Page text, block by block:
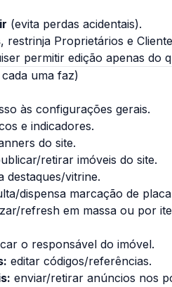
(evita perdas acidentais).
, restrinja Proprietários e
permitir edição apenas do
uma faz)
às configurações gerais.
e indicadores.
do site.
retirar imóveis do site.
destaques/vitrine.
dispensa marcação de
refresh em massa ou por
o responsável do imóvel.
editar códigos/referências.
enviar/retirar anúncios nos